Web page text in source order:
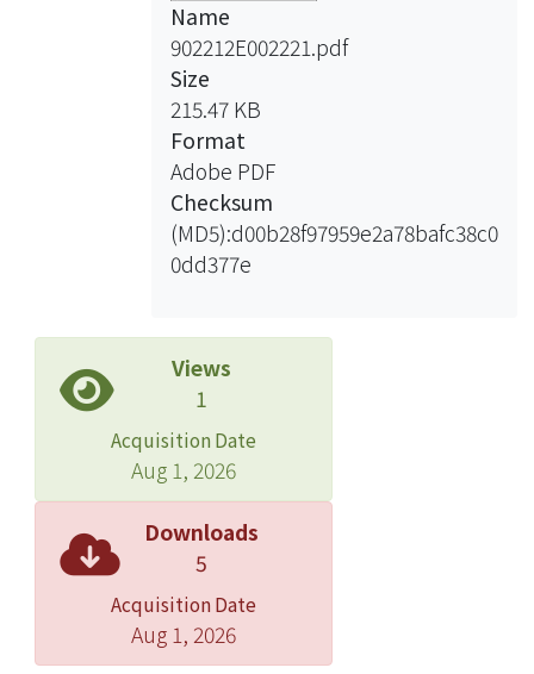
Name
902212E002221.pdf
Size
215.47 KB
Format
Adobe PDF
Checksum
(MD5):d00b28f97959e2a78bafc38c0
0dd377e
Views
1
Acquisition Date
Aug 1, 2026
Downloads
5
Acquisition Date
Aug 1, 2026